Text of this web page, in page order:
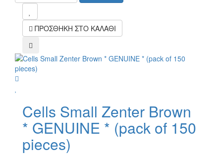
ΠΡΟΣΘΗΚΗ ΣΤΟ ΚΑΛΑΘΙ
compare
Cells Small Zenter Brown
* GENUINE * (pack of 150
pieces)